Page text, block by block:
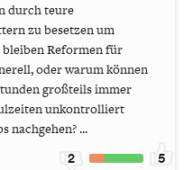
durch teure
zu besetzen um
bleiben Reformen für
oder warum können
großteils immer
unkontrolliert
nachgehen? ...
2 5